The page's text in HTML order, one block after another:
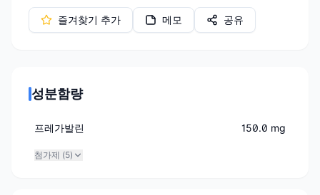
즐겨찾기 추가 메모 공유
성분함량
프레가발린 150.0 mg
첨가제 (5)